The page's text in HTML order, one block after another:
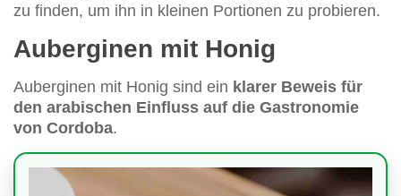
zu finden, um ihn in kleinen Portionen zu probieren.
Auberginen mit Honig
Auberginen mit Honig sind ein klarer Beweis für
den arabischen Einfluss auf die Gastronomie
von Cordoba.